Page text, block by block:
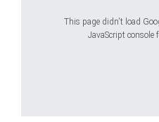
This page didn't load
JavaScript console